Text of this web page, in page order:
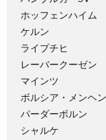
ホッフェンハイム
ケルン
ライプチヒ
レーバークーゼン
マインツ
ボルシア・メンヘ
パーダーボルン
シャルケ